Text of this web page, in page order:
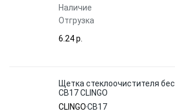
Наличие
Отгрузка
6.24 p.
Щетка стеклоочистителя
CB17 CLINGO
CLINGOCB17